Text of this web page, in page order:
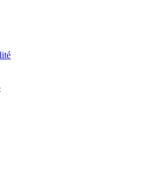
Pilates